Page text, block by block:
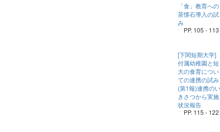
「食」教育への
茶懐石導入の試
み
PP. 105 - 113
[下関短期大学]
付属幼稚園と短
大の食育につい
ての連携の試み
(第1報)連携のい
きさつから実施
状況報告
PP. 115 - 122